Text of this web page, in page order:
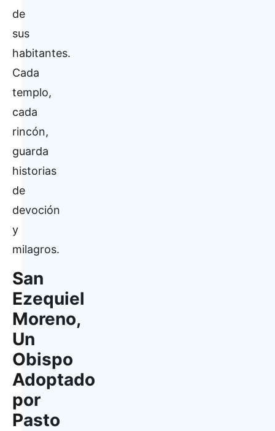
de
sus
habitantes.
Cada
templo,
cada
rincón,
guarda
historias
de
devoción
y
milagros.
San
Ezequiel
Moreno,
Un
Obispo
Adoptado
por
Pasto